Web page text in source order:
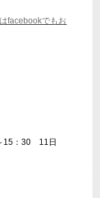
facebookでもお
15：30 11日